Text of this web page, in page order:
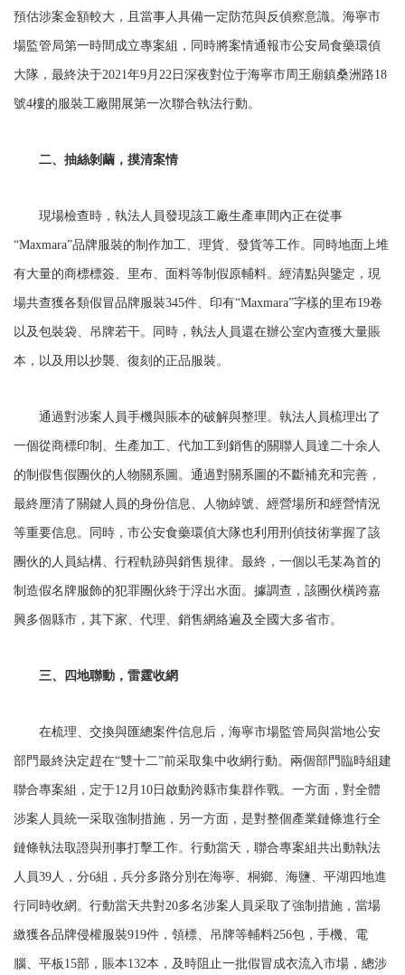
預估涉案金額較大，且當事人具備一定防范與反偵察意識。海寧市
場監管局第一時間成立專案組，同時將案情通報市公安局食藥環偵
大隊，最終決于2021年9月22日深夜對位于海寧市周王廟鎮桑洲路18
號4樓的服裝工廠開展第一次聯合執法行動。
二、抽絲剝繭，摸清案情
現場檢查時，執法人員發現該工廠生產車間內正在從事
“Maxmara”品牌服裝的制作加工、理貨、發貨等工作。同時地面上堆
有大量的商標標簽、里布、面料等制假原輔料。經清點與鑒定，現
場共查獲各類假冒品牌服裝345件、印有“Maxmara”字樣的里布19卷
以及包裝袋、吊牌若干。同時，執法人員還在辦公室內查獲大量賬
本，以及用以抄襲、復刻的正品服裝。
通過對涉案人員手機與賬本的破解與整理。執法人員梳理出了
一個從商標印制、生產加工、代加工到銷售的關聯人員達二十余人
的制假售假團伙的人物關系圖。通過對關系圖的不斷補充和完善，
最終厘清了關鍵人員的身份信息、人物綽號、經營場所和經營情況
等重要信息。同時，市公安食藥環偵大隊也利用刑偵技術掌握了該
團伙的人員結構、行程軌跡與銷售規律。最終，一個以毛某為首的
制造假名牌服飾的犯罪團伙終于浮出水面。據調查，該團伙橫跨嘉
興多個縣市，其下家、代理、銷售網絡遍及全國大多省市。
三、四地聯動，雷霆收網
在梳理、交換與匯總案件信息后，海寧市場監管局與當地公安
部門最終決定趕在“雙十二”前采取集中收網行動。兩個部門臨時組建
聯合專案組，定于12月10日啟動跨縣市集群作戰。一方面，對全體
涉案人員統一采取強制措施，另一方面，是對整個產業鏈條進行全
鏈條執法取證與刑事打擊工作。行動當天，聯合專案組共出動執法
人員39人，分6組，兵分多路分別在海寧、桐鄉、海鹽、平湖四地進
行同時收網。行動當天共對20多名涉案人員采取了強制措施，當場
繳獲各品牌侵權服裝919件，領標、吊牌等輔料256包，手機、電
腦、平板15部，賬本132本，及時阻止一批假冒成衣流入市場，總涉